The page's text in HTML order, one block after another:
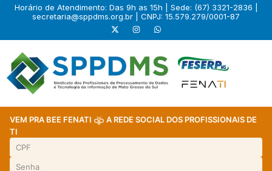
Horário de Atendimento: Das 9h as 15h | Sede: (67) 3321-2836 |
secretaria@sppdms.org.br | CNPJ: 15.579.279/0001-87
VEM PRA BEE FENATI
A REDE SOCIAL DOS PROFISSIONAIS DE
TI